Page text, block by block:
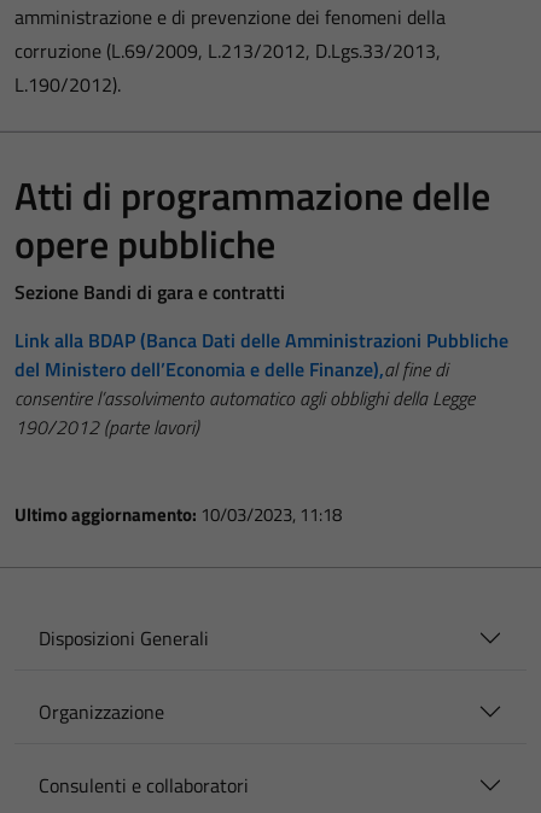
amministrazione e di prevenzione dei fenomeni della
corruzione (L.69/2009, L.213/2012, D.Lgs.33/2013,
L.190/2012).
Atti di programmazione delle
opere pubbliche
Sezione Bandi di gara e contratti
Link alla BDAP (Banca Dati delle Amministrazioni Pubbliche
del Ministero dell’Economia e delle Finanze),al fine di
consentire l’assolvimento automatico agli obblighi della Legge
190/2012 (parte lavori)
Ultimo aggiornamento: 10/03/2023, 11:18
Disposizioni Generali
Organizzazione
Consulenti e collaboratori